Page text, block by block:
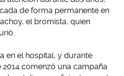
de forma permanente en
el bromista, quien
en el hospital, y durante
comenzó una campaña